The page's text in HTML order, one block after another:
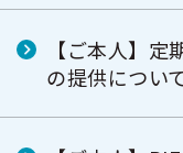
【ご本人】
の提供につい